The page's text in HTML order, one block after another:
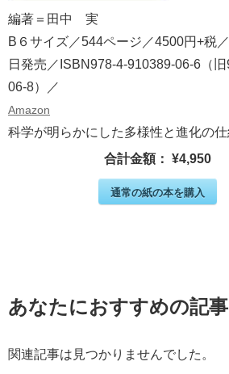
編著＝田中 実
B６サイズ／544ページ／4500円+税
日発売／ISBN978-4-910389-06-6（
06-8）／
Amazon
科学が明らかにした多様性と進化の
合計金額： ¥4,950
通常の紙の本を購入
あなたにおすすめの記事
関連記事は見つかりませんでした。